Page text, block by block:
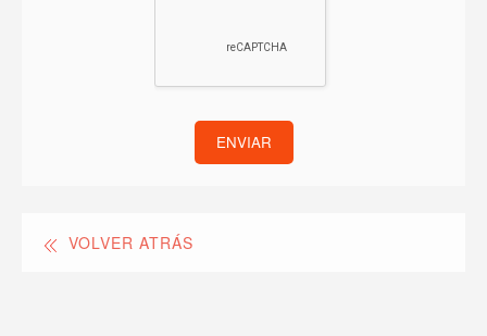
ENVIAR
VOLVER ATRÁS